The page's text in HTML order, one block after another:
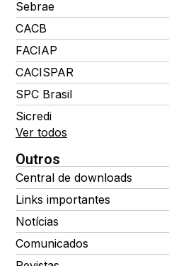
Sebrae
CACB
FACIAP
CACISPAR
SPC Brasil
Sicredi
Ver todos
Outros
Central de downloads
Links importantes
Notícias
Comunicados